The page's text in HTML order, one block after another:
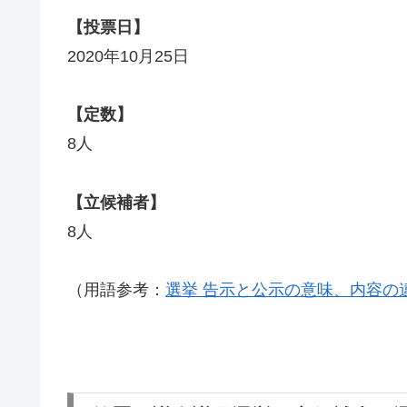
【投票日】
2020年10月25日
【定数】
8人
【立候補者】
8人
（用語参考： 選挙 告示と公示の意味、内容の